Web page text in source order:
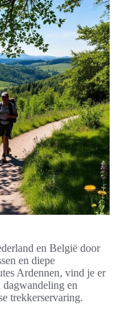
en België door
en diepe
Ardennen, vind je er
dagwandeling en
trekkerservaring.